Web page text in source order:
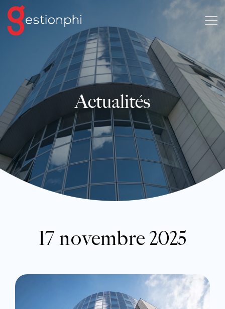
Actualités
17 novembre 2025